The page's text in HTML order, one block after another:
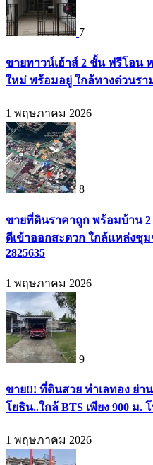
7
ขายทาวน์เฮ้าส์ 2 ชั้น ฟรีโอน
ใหม่ พร้อมอยู่ ใกล้ทางด่วนรา
1 พฤษภาคม 2026
8
ขายที่ดินราคาถูก พร้อมบ้าน 2
ดีเข้าออกสะดวก ใกล้แหล่งชุ
2825635
1 พฤษภาคม 2026
9
ขาย!!! ที่ดินสวย ทำเลทอง ย่า
โยธิน..ใกล้ BTS เพียง 900 ม. โ
1 พฤษภาคม 2026